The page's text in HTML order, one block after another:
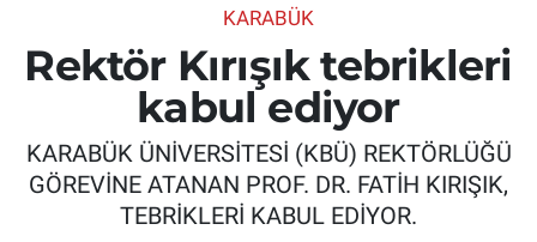
KARABÜK
Rektör Kırışık tebrikleri
kabul ediyor
KARABÜK ÜNİVERSİTESİ (KBÜ) REKTÖRLÜĞÜ
GÖREVİNE ATANAN PROF. DR. FATİH KIRIŞIK,
TEBRİKLERİ KABUL EDİYOR.